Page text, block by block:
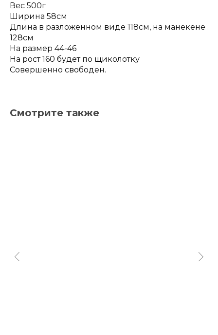
Вес 500г
Ширина 58см
Длина в разложенном виде 118см, на манекене
128см
На размер 44-46
На рост 160 будет по щиколотку
Совершенно свободен.
Смотрите также